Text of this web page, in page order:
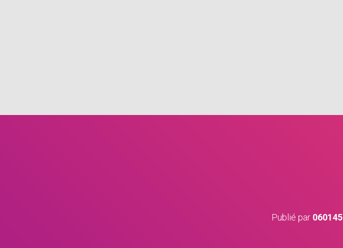
Publié par 060145